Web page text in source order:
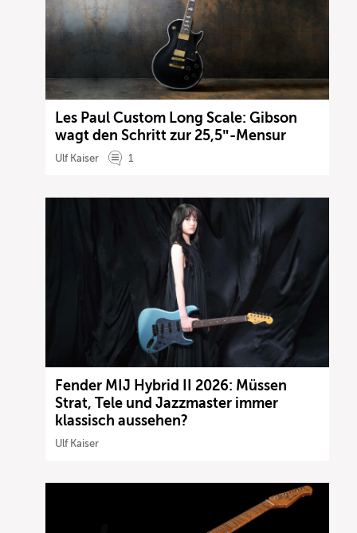
Les Paul Custom Long Scale: Gibson
wagt den Schritt zur 25,5″-Mensur
Ulf Kaiser 1
Fender MIJ Hybrid II 2026: Müssen
Strat, Tele und Jazzmaster immer
klassisch aussehen?
Ulf Kaiser